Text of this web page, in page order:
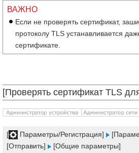
ВАЖНО
Если не проверять сертификат,
протоколу TLS устанавливается
сертификате.
[Проверять сертификат TLS
[ Параметры/Регистрация]
[Отправить]
[Общие параметры]